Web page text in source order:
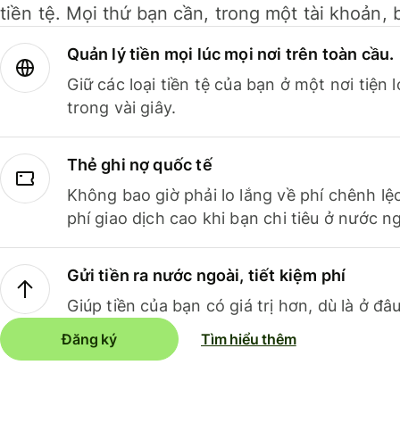
tiền tệ. Mọi thứ bạn cần, trong một tài khoản,
Quản lý tiền mọi lúc mọi nơi trên toàn cầu.
Giữ các loại tiền tệ của bạn ở một nơi tiện
trong vài giây.
Thẻ ghi nợ quốc tế
Không bao giờ phải lo lắng về phí chênh
phí giao dịch cao khi bạn chi tiêu ở nước
Gửi tiền ra nước ngoài, tiết kiệm phí
Giúp tiền của bạn có giá trị hơn, dù là ở
Đăng ký Tìm hiểu thêm